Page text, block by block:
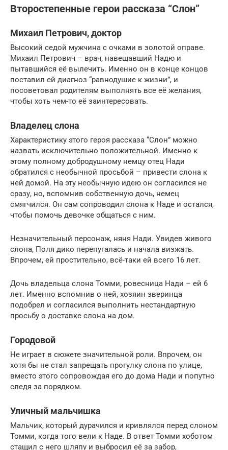
Второстепенные герои рассказа “Слон”
Михаил Петрович, доктор
Высокий седой мужчина с очками в золотой оправе.
Михаил Петрович – врач, навещавший Надю и
пытавшийся её вылечить. Именно он в конце концов
поставил ей диагноз “равнодушие к жизни”, и
посоветовал родителям выполнять все её желания,
чтобы хоть чем-то её заинтересовать.
Владелец слона
Характеристику этого героя рассказа “Слон” можно
назвать исключительно положительной. Именно к
этому полному добродушному немцу отец Нади
обратился с необычной просьбой – привести слона к
ней домой. На эту необычную идею он согласился не
сразу, но, вспомнив собственную дочь, немец
смягчился. Он сам сопроводил слона к Наде и остался,
чтобы помочь девочке общаться с ним.
Незначительный персонаж, няня Нади. Увидев живого
слона, Поля дико перепугалась и начала визжать.
Впрочем, ей простительно, всё-таки ей всего 16 лет.
Дочь владельца слона Томми, ровесница Нади – ей 6
лет. Именно вспомнив о ней, хозяин зверинца
подобрел и согласился выполнить нестандартную
просьбу о доставке слона на дом.
Городовой
Не играет в сюжете значительной роли. Впрочем, он
хотя бы не стал запрещать прогулку слона по улице,
вместо этого сопровождая его до дома Нади и попутно
следя за порядком.
Уличный мальчишка
Мальчик, который дурачился и кривлялся перед слоном
Томми, когда того вели к Наде. В ответ Томми хоботом
стащил с него шляпу и выбросил её за забор,